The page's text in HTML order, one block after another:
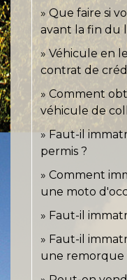
Que faire si
avant la fin du
Véhicule en
contrat de
Comment
véhicule de
Faut-il
permis ?
Comment
une moto
Faut-il
Faut-il
une remorque